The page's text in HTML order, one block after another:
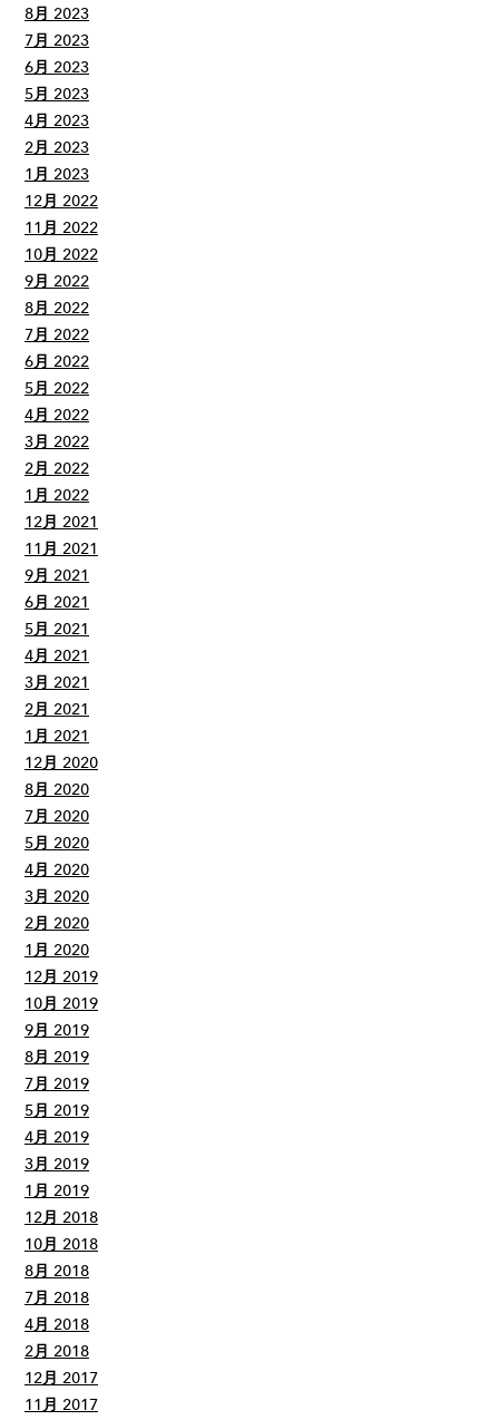
8月 2023
7月 2023
6月 2023
5月 2023
4月 2023
2月 2023
1月 2023
12月 2022
11月 2022
10月 2022
9月 2022
8月 2022
7月 2022
6月 2022
5月 2022
4月 2022
3月 2022
2月 2022
1月 2022
12月 2021
11月 2021
9月 2021
6月 2021
5月 2021
4月 2021
3月 2021
2月 2021
1月 2021
12月 2020
8月 2020
7月 2020
5月 2020
4月 2020
3月 2020
2月 2020
1月 2020
12月 2019
10月 2019
9月 2019
8月 2019
7月 2019
5月 2019
4月 2019
3月 2019
1月 2019
12月 2018
10月 2018
8月 2018
7月 2018
4月 2018
2月 2018
12月 2017
11月 2017